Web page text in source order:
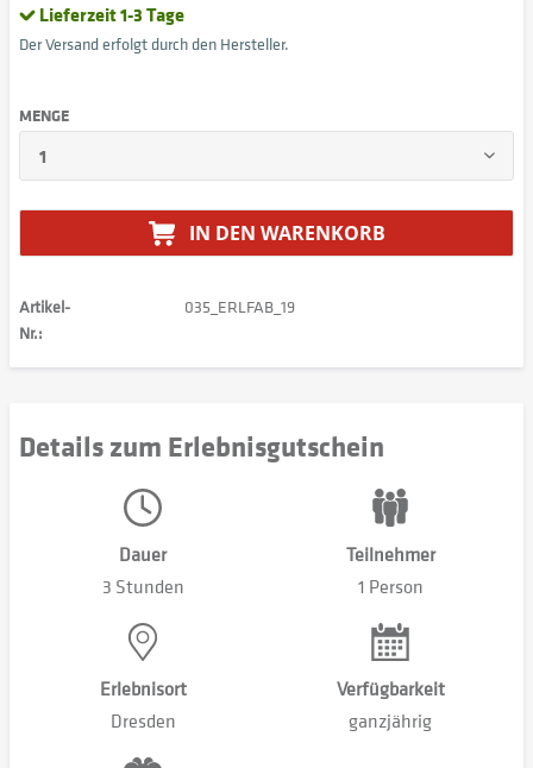
Lieferzeit 1-3 Tage
Der Versand erfolgt durch den Hersteller.
MENGE
IN DEN WARENKORB
Artikel-
Nr.:
035_ERLFAB_19
Details zum Erlebnisgutschein
Dauer
3 Stunden
Teilnehmer
1 Person
Erlebnisort
Dresden
Verfügbarkeit
ganzjährig